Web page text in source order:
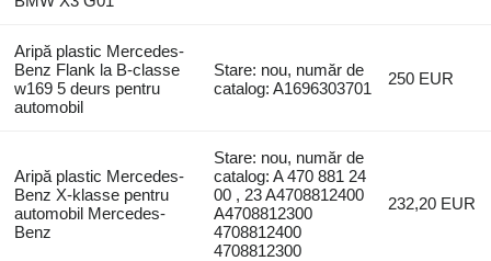
Aripă plastic Mercedes-
Benz Flank la B-classe
w169 5 deurs pentru
automobil
Stare: nou, număr de
catalog: A1696303701
250 EUR
Aripă plastic Mercedes-
Benz X-klasse pentru
automobil Mercedes-
Benz
Stare: nou, număr de
catalog: A 470 881 24
00 , 23 A4708812400
A4708812300
4708812400
4708812300
232,20 EUR